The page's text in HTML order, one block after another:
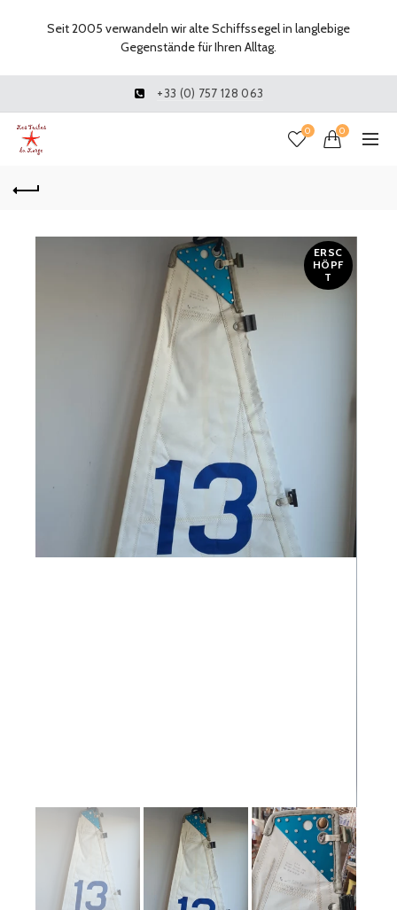
+33 (0) 757 128 063
0 0
ERSC
HÖPF
T
Seit 2005 verwandeln wir alte Schiffssegel in langlebige
Gegenstände für Ihren Alltag.